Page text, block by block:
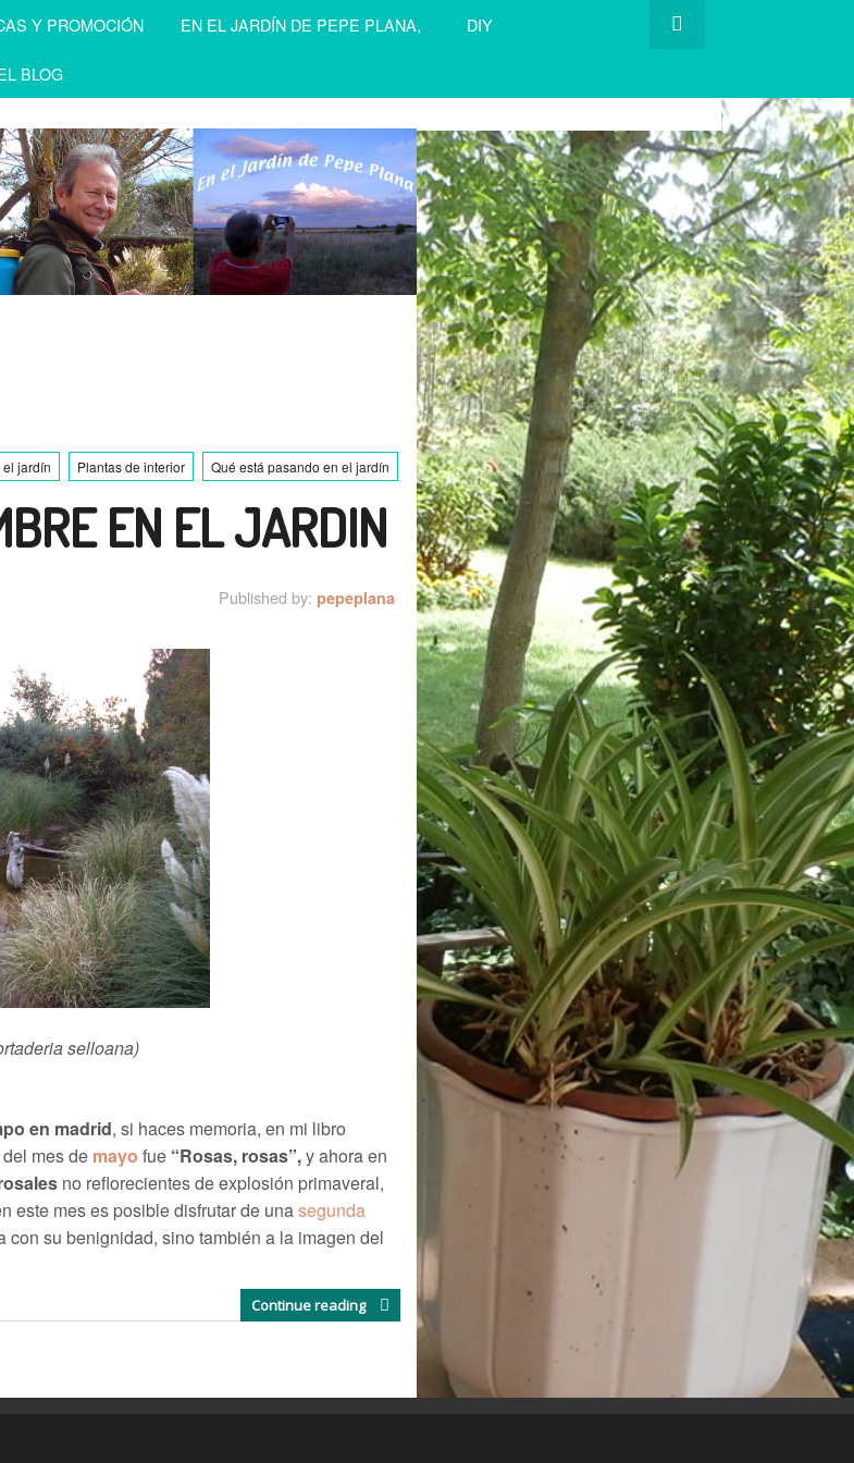
Y PROMOCIÓN EN EL JARDÍN DE PEPE PLANA, DIY
BLOG
el jardín Plantas de interior Qué está pasando en el jardín
EN EL JARDIN
Published by: pepeplana
selloana)
en madrid, si haces memoria, en mi libro
mes de mayo fue “Rosas, rosas”,y ahora en
no reflorecientes de explosión primaveral,
este mes es posible disfrutar de unasegunda
su benignidad, sino también a la imagen del
Continue reading